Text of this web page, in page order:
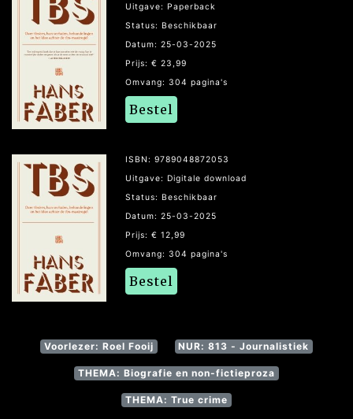
Uitgave: Paperback
Status: Beschikbaar
Datum: 25-03-2025
Prijs: € 23,99
Omvang: 304 pagina's
Bestel
ISBN: 9789048872053
Uitgave: Digitale download
Status: Beschikbaar
Datum: 25-03-2025
Prijs: € 12,99
Omvang: 304 pagina's
Bestel
Voorlezer: Roel Fooij NUR: 813 - Journalistiek
THEMA: Biografie en non-fictieproza
THEMA: True crime